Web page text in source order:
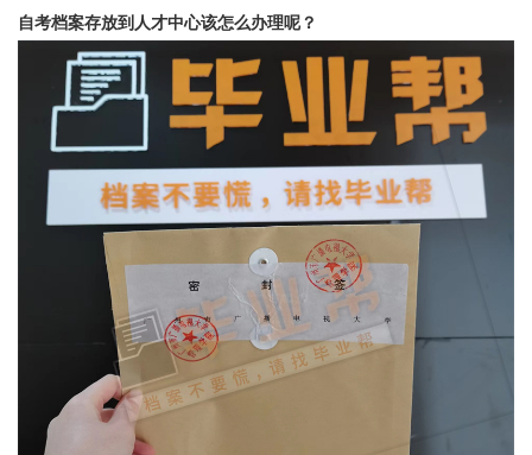
自考档案存放到人才中心该怎么办理呢？